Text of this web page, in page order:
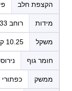
הקצפת חלב
מידות רוחב 33 × עומק 38 × גובה 41 ס״מ
משקל 10.25 ק״ג
חומר גוף
ממשק